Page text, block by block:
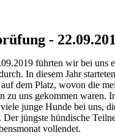
-
führten wir bei uns
In diesem Jahr
dem Platz, wovon die
zu uns gekommen waren.
junge Hunde bei uns,
jüngste hündische
vollendet.